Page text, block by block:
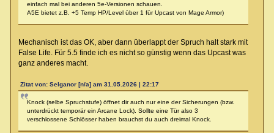
einfach mal bei anderen 5e-Versionen schauen.
A5E bietet z.B. +5 Temp HP/Level über 1 für Upcast von Mage Armor)
Mechanisch ist das OK, aber dann überlappt der Spruch halt stark mit
False Life. Für 5.5 finde ich es nicht so günstig wenn das Upcast was
ganz anderes macht.
Zitat von: Selganor [n/a] am 31.05.2026 | 22:17
Knock (selbe Spruchstufe) öffnet dir auch nur eine der Sicherungen (bzw.
unterdrückt temporär ein Arcane Lock). Sollte eine Tür also 3
verschlossene Schlösser haben brauchst du auch dreimal Knock.